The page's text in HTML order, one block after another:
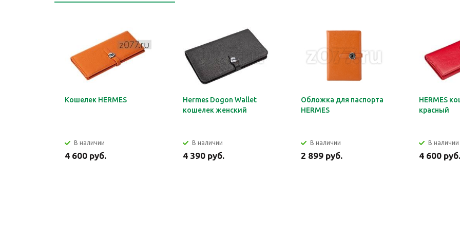
Кошелек HERMES
В наличии
4 600 руб.
Hermes Dogon Wallet
кошелек женский
В наличии
4 390 руб.
Обложка для паспорта
HERMES
В наличии
2 899 руб.
HERMES
красный
В наличии
4 600 руб.